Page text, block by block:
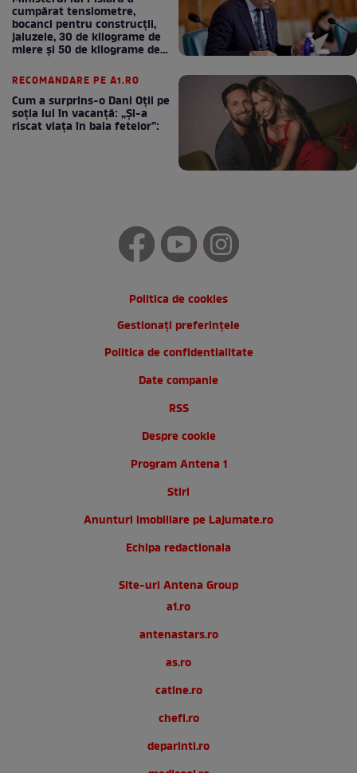
cumpărat tensiometre,
bocanci pentru construcții,
jaluzele, 30 de kilograme de
miere și 50 de kilograme de
RECOMANDARE PE A1.RO
Cum a surprins-o Dani Oțil pe
soția lui în vacanță: „Și-a
riscat viața în baia fetelor”:
Politica de cookies
Gestionați preferințele
Politica de confidentialitate
Date companie
RSS
Despre cookie
Program Antena 1
Stiri
Anunturi imobiliare pe Lajumate.ro
Echipa redactionala
Site-uri Antena Group
a1.ro
antenastars.ro
as.ro
catine.ro
chefi.ro
deparinti.ro